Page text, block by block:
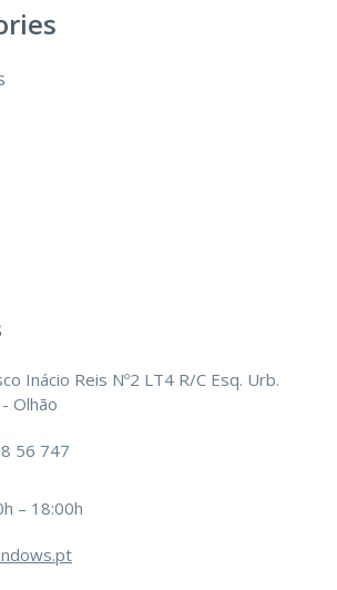
Inácio Reis Nº2 LT4 R/C Esq. Urb.
Olhão
56 747
– 18:00h